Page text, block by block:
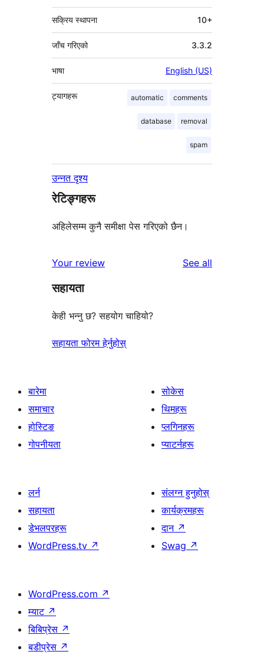
सक्रिय स्थापना 10+
जाँच गरिएको 3.3.2
भाषा English (US)
ट्यागहरू automatic comments
database removal
spam
उन्नत दृश्य
रेटिङ्गहरू
अहिलेसम्म कुनै समीक्षा पेस गरिएको छैन।
Your review See all
सहायता
केही भन्नु छ? सहयोग चाहियो?
सहायता फोरम हेर्नुहोस्
बारेमा
समाचार
होस्टिङ
गोपनीयता
सोकेस
थिमहरू
प्लगिनहरू
प्याटर्नहरू
लर्न
सहायता
डेभलपरहरू
WordPress.tv ↗
संलग्न हुनुहोस्
कार्यक्रमहरू
दान ↗
Swag ↗
WordPress.com ↗
म्याट ↗
बिबिप्रेस ↗
बडीप्रेस ↗